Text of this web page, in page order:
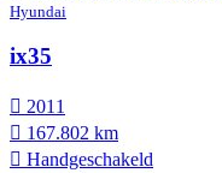
Hyundai
ix35
2011
167.802 km
Hand­geschakeld